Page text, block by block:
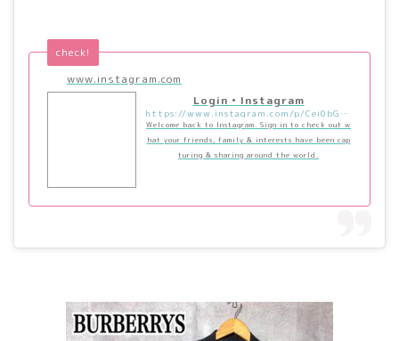
www.instagram.com
check!
Login • Instagram
https://www.instagram.com/p/Cei0bGZLAbx/?utm_source=ig_embed&utm_campaign=loading
Welcome back to Instagram. Sign in to check out w
hat your friends, family & interests have been cap
turing & sharing around the world.